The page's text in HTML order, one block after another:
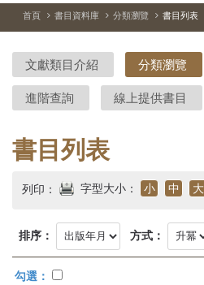
院-
臺
灣
史
研
究
首
頁
首頁 書目資料庫 分類瀏覽 書目列表
文獻類目介紹 分類瀏覽
進階查詢 線上提供書目
書目列表
列印： 字型大小： 小 中 大
排序： 方式：
勾選：